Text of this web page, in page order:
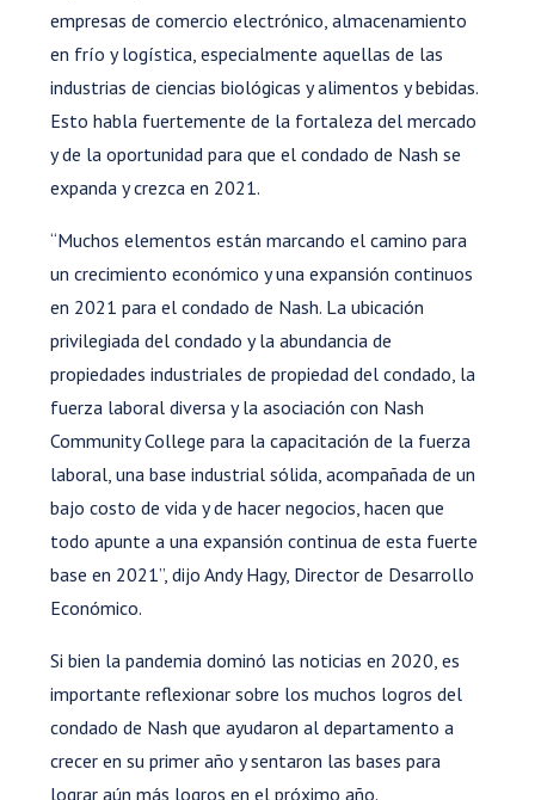
empresas de comercio electrónico, almacenamiento
en frío y logística, especialmente aquellas de las
industrias de ciencias biológicas y alimentos y bebidas.
Esto habla fuertemente de la fortaleza del mercado
y de la oportunidad para que el condado de Nash se
expanda y crezca en 2021.
“Muchos elementos están marcando el camino para
un crecimiento económico y una expansión continuos
en 2021 para el condado de Nash. La ubicación
privilegiada del condado y la abundancia de
propiedades industriales de propiedad del condado, la
fuerza laboral diversa y la asociación con Nash
Community College para la capacitación de la fuerza
laboral, una base industrial sólida, acompañada de un
bajo costo de vida y de hacer negocios, hacen que
todo apunte a una expansión continua de esta fuerte
base en 2021”, dijo Andy Hagy, Director de Desarrollo
Económico.
Si bien la pandemia dominó las noticias en 2020, es
importante reflexionar sobre los muchos logros del
condado de Nash que ayudaron al departamento a
crecer en su primer año y sentaron las bases para
lograr aún más logros en el próximo año.